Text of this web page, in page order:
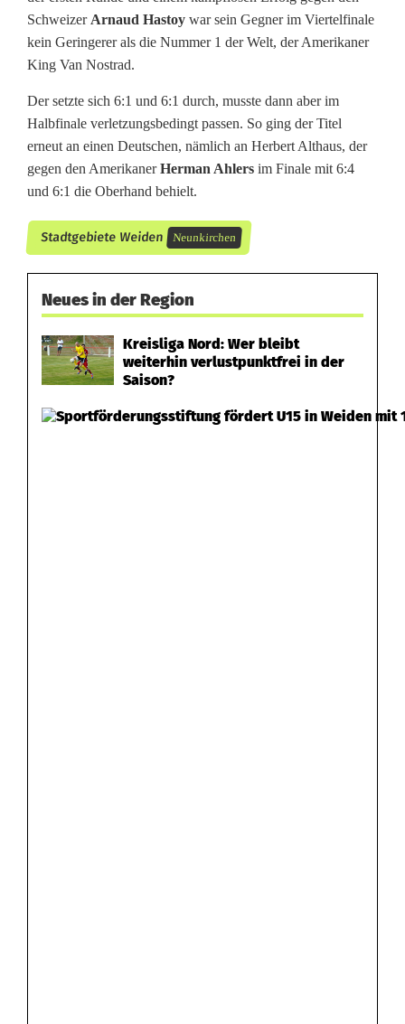
Schweizer Arnaud Hastoy war sein Gegner im Viertelfinale
kein Geringerer als die Nummer 1 der Welt, der Amerikaner
King Van Nostrad.
Der setzte sich 6:1 und 6:1 durch, musste dann aber im
Halbfinale verletzungsbedingt passen. So ging der Titel
erneut an einen Deutschen, nämlich an Herbert Althaus, der
gegen den AmerikanerHerman Ahlers im Finale mit 6:4
und 6:1 die Oberhand behielt.
Stadtgebiete Weiden Neunkirchen
Neues in der Region
Kreisliga Nord: Wer bleibt
weiterhin verlustpunktfrei in der
Saison?